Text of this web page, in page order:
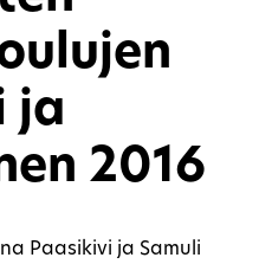
ja
2016
Paasikivi ja Samuli